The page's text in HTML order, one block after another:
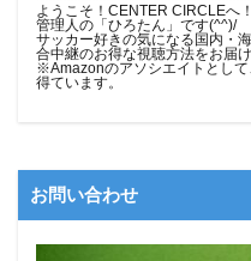
ようこそ！CENTER CIRCLEへ！
管理人の「ひろたん」です(^^)/
サッカー好きの気になる国内・
合中継のお得な視聴方法をお届
※Amazonのアソシエイトとして
得ています。
お問い合わせ